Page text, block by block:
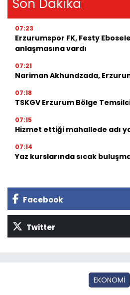
Son Dakika
07:23
Erzurumspor FK, Festy
anlaşmasına vardı
07:21
Nariman Akhundzada,
07:18
TSKGV Erzurum Bölge
07:15
Hizmet ettiği mahallede adı
07:14
Yaz kurslarında sıcak
Facebook
Twitter
EKONOMİ